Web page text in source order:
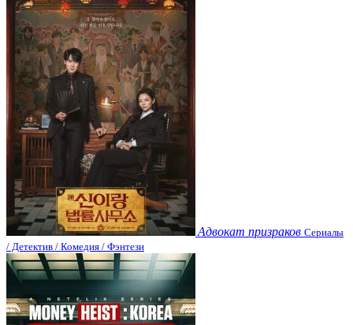
Адвокат призраков Сериалы
/ Детектив / Комедия / Фэнтези